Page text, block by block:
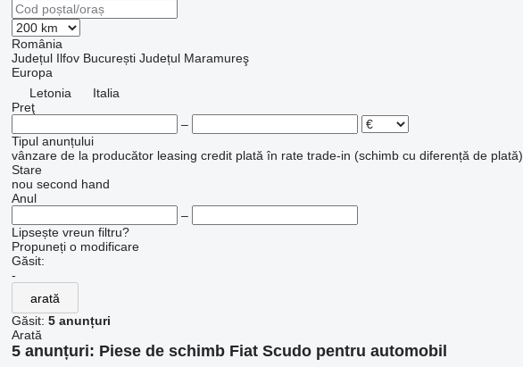
România
Județul Ilfov București Județul Maramureş
Europa
Letonia
Italia
Preţ
–
Tipul anunțului
vânzare de la producător leasing credit plată în rate trade-in (schimb cu diferență de plată)
Stare
nou second hand
Anul
–
Lipsește vreun filtru?
Propuneți o modificare
Găsit:
-
arată
Găsit: 5 anunțuri
Arată
5 anunțuri: Piese de schimb Fiat Scudo pentru automobil